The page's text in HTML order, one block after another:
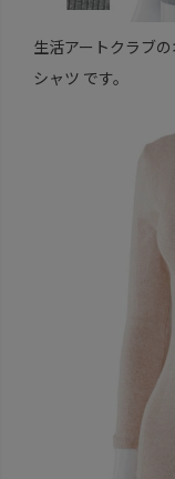
生活アートクラブ
シャツ です。